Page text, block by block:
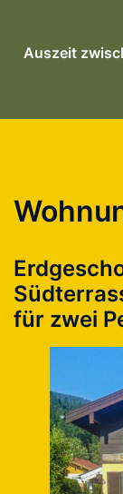
springen
Auszeit
für zwei